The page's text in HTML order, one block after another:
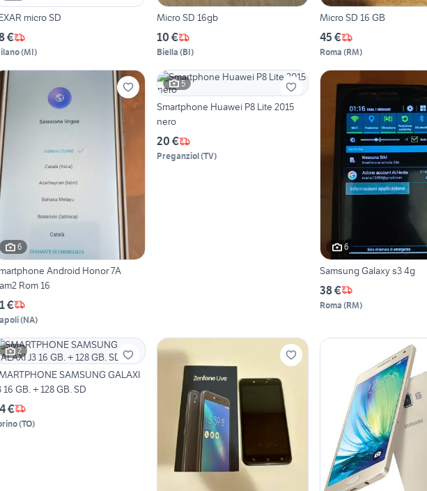
micro SD
€
(MI)
Micro SD 16gb
10 €
Biella (BI)
Micro SD 16 GB
45 €
Roma (RM)
6
Android Honor 7A
Rom 16
€
(NA)
5
Smartphone Huawei P8 Lite 2015
nero
20 €
Preganziol(TV)
6
Samsung Galaxy s3 4g
38 €
Roma (RM)
2
SAMSUNG GALAXI
16 GB. + 128 GB. SD
€
(TO)